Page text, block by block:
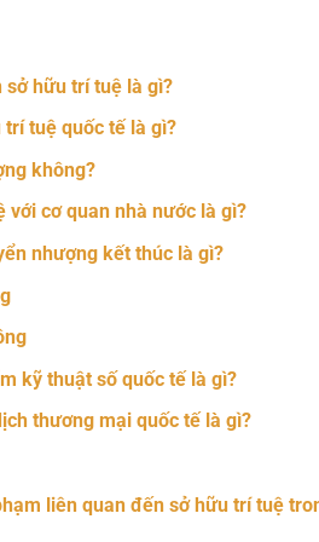
sở hữu trí tuệ là gì?
tuệ quốc tế là gì?
không?
với cơ quan nhà nước là gì?
nhượng kết thúc là gì?
kỹ thuật số quốc tế là gì?
thương mại quốc tế là gì?
liên quan đến sở hữu trí tuệ